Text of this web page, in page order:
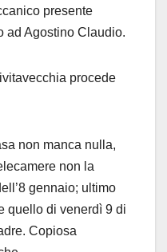
presente
ad Agostino Claudio.
procede
non manca nulla,
non la
gennaio; ultimo
quello di venerdì 9 di
Copiosa